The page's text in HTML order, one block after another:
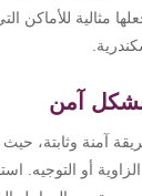
مثالية للأماكن
آمن
آمنة وثابتة، حيث
أو التوجيه.